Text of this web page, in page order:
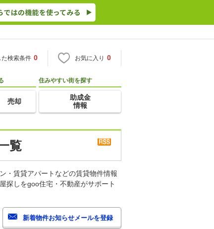
た検索条件 0 お気に入り 0
売却
住みやすい街を探す
助成金
情報
覧
・賃貸アパートなどの賃貸物件情報
探しをgoo住宅・不動産がサポート